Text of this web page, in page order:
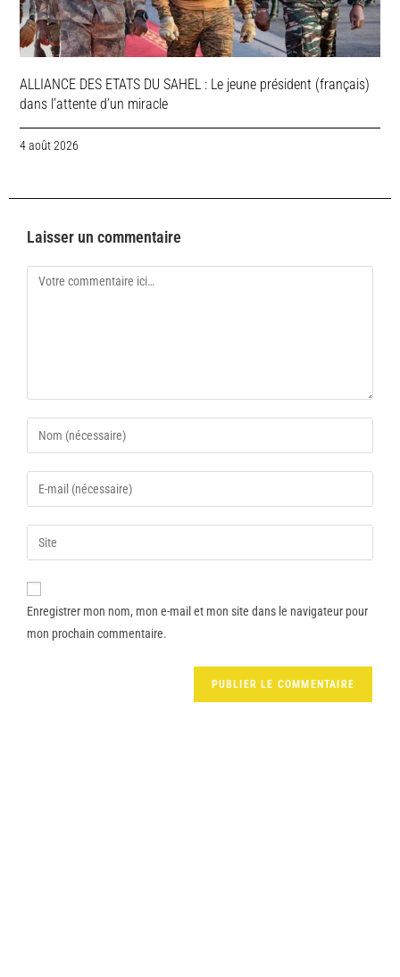
ALLIANCE DES ETATS DU SAHEL : Le jeune président (français)
dans l’attente d’un miracle
4 août 2026
Laisser un commentaire
Enregistrer mon nom, mon e-mail et mon site dans le navigateur pour
mon prochain commentaire.